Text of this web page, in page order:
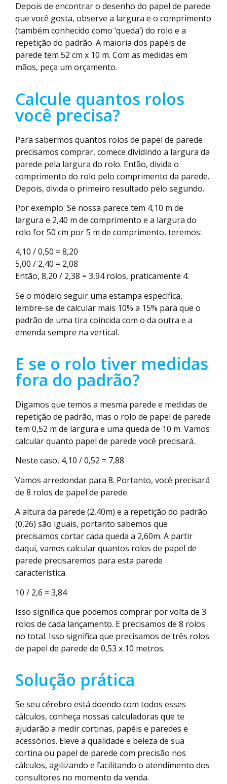
Depois de encontrar o desenho do papel de parede
que você gosta, observe a largura e o comprimento
(também conhecido como ‘queda’) do rolo e a
repetição do padrão. A maioria dos papéis de
parede tem 52 cm x 10 m. Com as medidas em
mãos, peça um orçamento.
Calcule quantos rolos
você precisa?
Para sabermos quantos rolos de papel de parede
precisamos comprar, comece dividindo a largura da
parede pela largura do rolo. Então, divida o
comprimento do rolo pelo comprimento da parede.
Depois, divida o primeiro resultado pelo segundo.
Por exemplo: Se nossa parece tem 4,10 m de
largura e 2,40 m de comprimento e a largura do
rolo for 50 cm por 5 m de comprimento, teremos:
4,10 / 0,50 = 8,20
5,00 / 2,40 = 2,08
Então, 8,20 / 2,38 = 3,94 rolos, praticamente 4.
Se o modelo seguir uma estampa específica,
lembre-se de calcular mais 10% a 15% para que o
padrão de uma tira coincida com o da outra e a
emenda sempre na vertical.
E se o rolo tiver medidas
fora do padrão?
Digamos que temos a mesma parede e medidas de
repetição de padrão, mas o rolo de papel de parede
tem 0,52 m de largura e uma queda de 10 m. Vamos
calcular quanto papel de parede você precisará.
Neste caso, 4,10 / 0,52 = 7,88
Vamos arredondar para 8. Portanto, você precisará
de 8 rolos de papel de parede.
A altura da parede (2,40m) e a repetição do padrão
(0,26) são iguais, portanto sabemos que
precisamos cortar cada queda a 2,60m. A partir
daqui, vamos calcular quantos rolos de papel de
parede precisaremos para esta parede
característica.
10 / 2,6 = 3,84
Isso significa que podemos comprar por volta de 3
rolos de cada lançamento. E precisamos de 8 rolos
no total. Isso significa que precisamos de três rolos
de papel de parede de 0,53 x 10 metros.
Solução prática
Se seu cérebro está doendo com todos esses
cálculos, conheça nossas calculadoras que te
ajudarão a medir cortinas, papéis e paredes e
acessórios. Eleve a qualidade e beleza de sua
cortina ou papel de parede com precisão nos
cálculos, agilizando e facilitando o atendimento dos
consultores no momento da venda.